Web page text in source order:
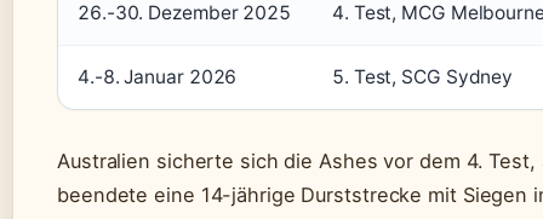
26.-30. Dezember 2025 4. Test, MCG
4.-8. Januar 2026 5. Test, SCG Sydney
Australien sicherte sich die Ashes vor dem 4.
beendete eine 14-jährige Durststrecke mit Siegen